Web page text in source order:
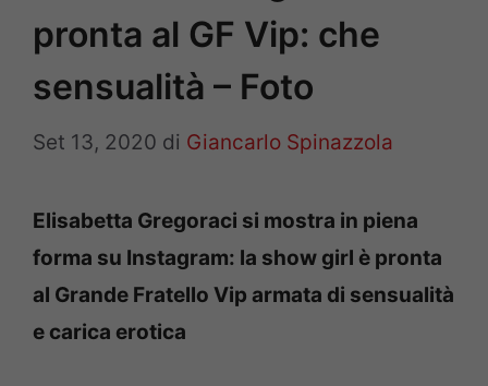
pronta al GF Vip: che
sensualità – Foto
Set 13, 2020 di Giancarlo Spinazzola
Elisabetta Gregoraci si mostra in piena
forma su Instagram: la show girl è pronta
al Grande Fratello Vip armata di sensualità
e carica erotica